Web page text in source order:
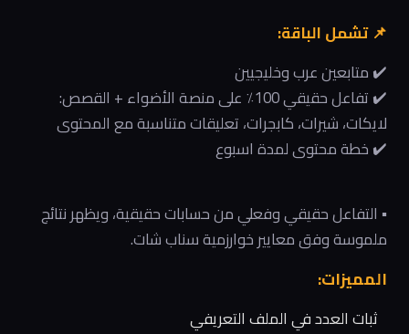
📌 تشمل الباقة:
✔️ متابعين عرب وخليجيين
✔️ تفاعل حقيقي 100٪ على منصة الأضواء + القصص:
لايكات، شيرات، كابجرات، تعليقات متناسبة مع المحتوى
✔️ خطة محتوى لمدة اسبوع
▪️ التفاعل حقيقي وفعلي من حسابات حقيقية، ويظهر نتائج
ملموسة وفق معايير خوارزمية سناب شات.
المميزات:
ثبات العدد في الملف التعريفي